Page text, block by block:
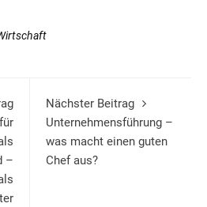
–
Nächster Beitrag
Unternehmensführung –
was macht einen guten
Chef aus?